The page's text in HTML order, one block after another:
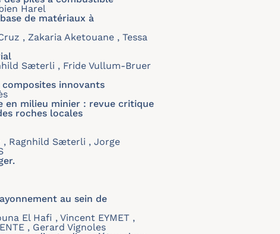
Harel
de matériaux à
, Zakaria Aketouane , Tessa
Sæterli , Fride Vullum-Bruer
innovants
en milieu minier : revue critique
roches locales
, Ragnhild Sæterli , Jorge
au sein de
El Hafi , Vincent EYMET ,
, Gerard Vignoles